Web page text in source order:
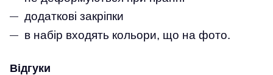
додаткові закріпки
в набір входять кольори, що на фото.
Відгуки